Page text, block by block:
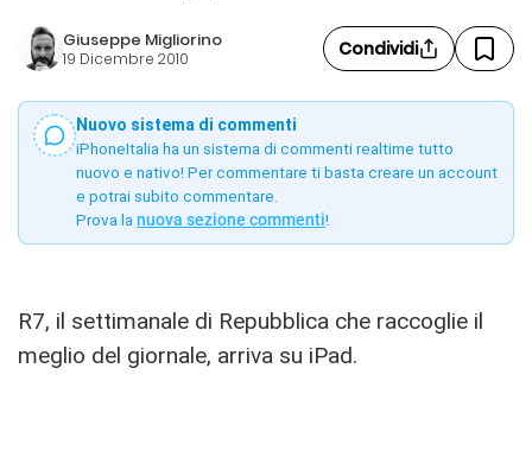
Giuseppe Migliorino
19 Dicembre 2010 Condividi
Nuovo sistema di commenti
iPhoneItalia ha un sistema di commenti realtime tutto
nuovo e nativo! Per commentare ti basta creare un account
e potrai subito commentare.
Prova la nuova sezione commenti!
R7, il settimanale di Repubblica che raccoglie il
meglio del giornale, arriva su iPad.